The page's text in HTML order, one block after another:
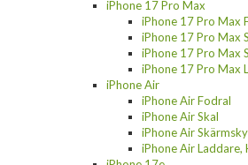
iPhone 17 Pro Max
iPhone 17 Pro Max
iPhone 17 Pro Max
iPhone 17 Pro Max
iPhone 17 Pro Max
iPhone Air
iPhone Air Fodral
iPhone Air Skal
iPhone Air
iPhone Air Laddare,